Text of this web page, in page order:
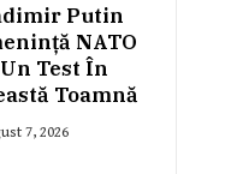
Putin
NATO
Test În
Toamnă
7, 2026